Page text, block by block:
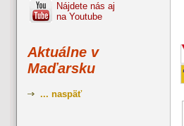
Nájdete nás aj
na Youtube
Aktuálne v
Maďarsku
... naspäť